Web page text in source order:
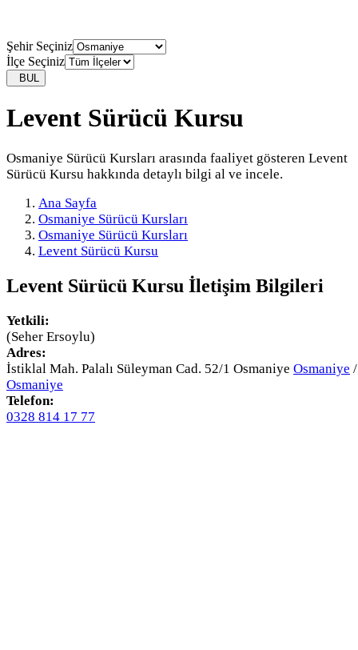
Şehir Seçiniz
İlçe Seçiniz
BUL
Levent Sürücü Kursu
Osmaniye Sürücü Kursları arasında faaliyet gösteren Levent
Sürücü Kursu hakkında detaylı bilgi al ve incele.
Ana Sayfa
Osmaniye Sürücü Kursları
Osmaniye Sürücü Kursları
Levent Sürücü Kursu
Levent Sürücü Kursu İletişim Bilgileri
Yetkili:
(Seher Ersoylu)
Adres:
İstiklal Mah. Palalı Süleyman Cad. 52/1 Osmaniye Osmaniye /
Osmaniye
Telefon:
0328 814 17 77